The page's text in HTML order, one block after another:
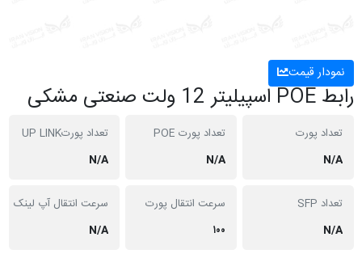
نمودار قیمت
رابط POE اسپیلیتر 12 ولت صنعتی مشکی
تعداد پورت
N/A
تعداد پورت POE
N/A
تعداد پورتUP LINK
N/A
تعداد SFP
N/A
سرعت انتقال پورت
۱۰۰
سرعت انتقال آپ لینک
N/A